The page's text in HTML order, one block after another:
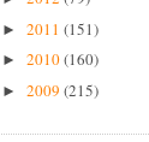
► 2011 (151)
► 2010(160)
► 2009 (215)